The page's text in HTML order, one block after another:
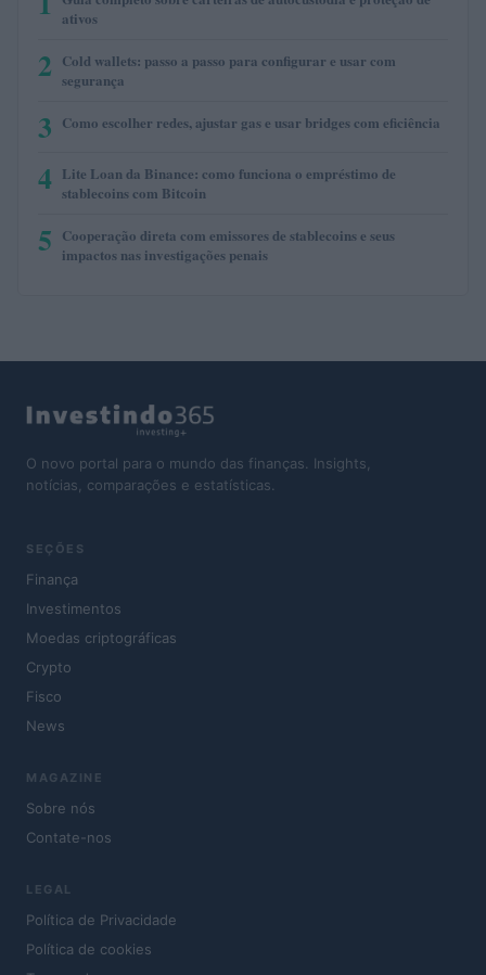
ativos
2 Cold wallets: passo a passo para configurar e usar com
segurança
3 Como escolher redes, ajustar gas e usar bridges com eficiência
4 Lite Loan da Binance: como funciona o empréstimo de
stablecoins com Bitcoin
5 Cooperação direta com emissores de stablecoins e seus
impactos nas investigações penais
O novo portal para o mundo das finanças. Insights,
notícias, comparações e estatísticas.
SEÇÕES
Finança
Investimentos
Moedas criptográficas
Crypto
Fisco
News
MAGAZINE
Sobre nós
Contate-nos
LEGAL
Política de Privacidade
Política de cookies